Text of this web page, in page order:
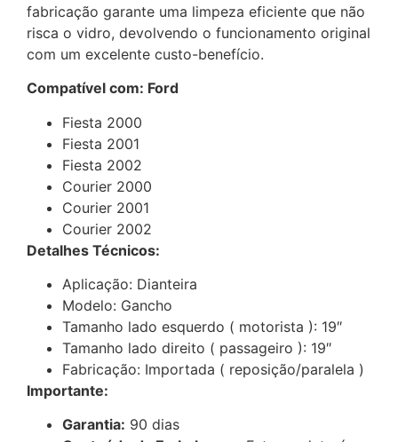
fabricação garante uma limpeza eficiente que não
risca o vidro, devolvendo o funcionamento original
com um excelente custo-benefício.
Compatível com: Ford
Fiesta 2000
Fiesta 2001
Fiesta 2002
Courier 2000
Courier 2001
Courier 2002
Detalhes Técnicos:
Aplicação: Dianteira
Modelo: Gancho
Tamanho lado esquerdo ( motorista ): 19″
Tamanho lado direito ( passageiro ): 19″
Fabricação: Importada ( reposição/paralela )
Importante:
Garantia: 90 dias